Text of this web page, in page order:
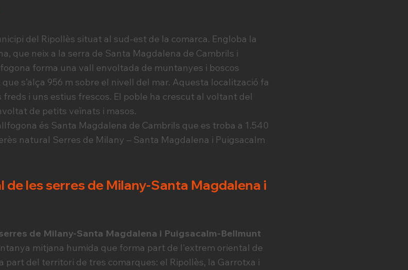
del Ripollès situat al sud-est de la comarca. Engloba la
que neix a la serra de Santa Magdalena de Cambrils i
forma una vall envoltada de muntanyes i boscos
s’alça 956 m sobre el nivell del mar. Aquesta localització fa
i uns estius frescos. El poble ha crescut al voltant del
de petits veïnats i masos.
és Santa Magdalena de Cambrils que es troba a 1.540
natural Serres de Milany – Santa Magdalena i Puigsacalm
de les serres de Milany-Santa Magdalena i
de Milany-Santa Magdalena i Puigsacalm-Bellmunt
mitjana humida que forma part de l'extrem oriental de
part del territori de tres comarques: el Ripollès, la Garrotxa i